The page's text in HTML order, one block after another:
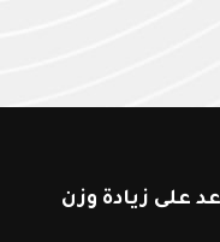
على زيادة وزن